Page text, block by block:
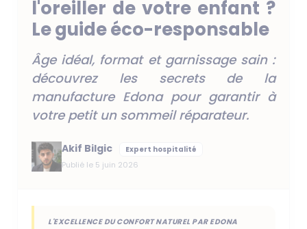
l'oreiller de votre enfant ?
Le guide éco-responsable
Âge idéal, format et garnissage sain :
découvrez les secrets de la
manufacture Edona pour garantir à
votre petit un sommeil réparateur.
Akif Bilgic Expert hospitalité
Publié le 5 juin 2026
L'EXCELLENCE DU CONFORT NATUREL PAR EDONA